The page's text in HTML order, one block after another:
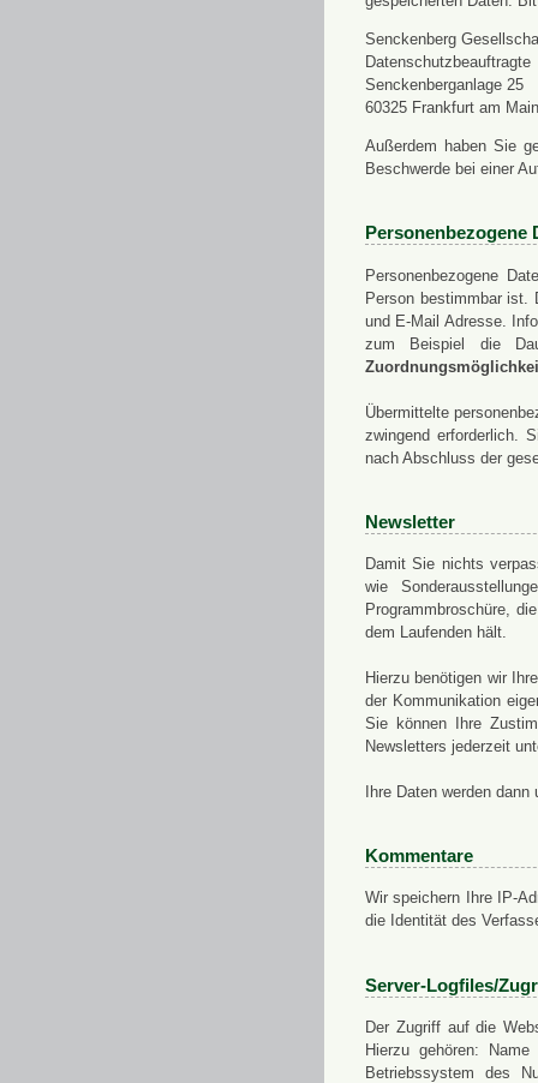
Senckenberg
Datenschutzbeauftragte
Senckenberganlage 25
60325 Frankfurt am Main
Außerdem haben Sie
Beschwerde bei einer
Personenbezogene
Personenbezogene
Person bestimmbar ist.
und E-Mail Adresse.
zum Beispiel die
Übermittelte
zwingend erforderlich.
nach Abschluss der
Newsletter
Damit Sie nichts
wie
Programmbroschüre,
dem Laufenden hält.
Hierzu benötigen wir
der Kommunikation
Sie können Ihre
Newsletters jederzeit
Ihre Daten werden
Kommentare
Wir speichern Ihre IP-
die Identität des
Server-Logfiles/
Der Zugriff auf die
Hierzu gehören:
Betriebssystem des